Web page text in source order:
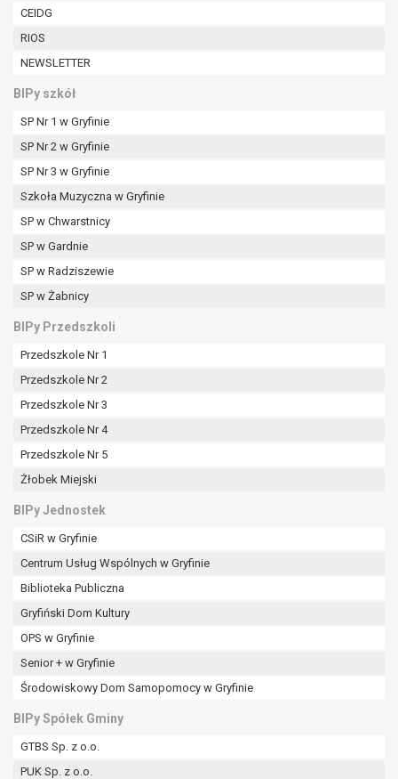
CEIDG
RIOS
NEWSLETTER
BIPy szkół
SP Nr 1 w Gryfinie
SP Nr 2 w Gryfinie
SP Nr 3 w Gryfinie
Szkoła Muzyczna w Gryfinie
SP w Chwarstnicy
SP w Gardnie
SP w Radziszewie
SP w Żabnicy
BIPy Przedszkoli
Przedszkole Nr 1
Przedszkole Nr 2
Przedszkole Nr 3
Przedszkole Nr 4
Przedszkole Nr 5
Żłobek Miejski
BIPy Jednostek
CSiR w Gryfinie
Centrum Usług Wspólnych w Gryfinie
Biblioteka Publiczna
Gryfiński Dom Kultury
OPS w Gryfinie
Senior + w Gryfinie
Środowiskowy Dom Samopomocy w Gryfinie
BIPy Spółek Gminy
GTBS Sp. z o.o.
PUK Sp. z o.o.
cofnięcia tej zgody w dowolnym momencie.
Cofnięcie to nie ma wpływu na zgodność
zgody przed jej cofnięciem.
Przysługuje Pani/Panu prawo wniesienia skargi do
organu nadzorczego na niezgodne z prawem
przez administratora.
Organem właściwym do wniesienia skargi jest
Prezes Urzędu Ochrony Danych Osobowych.
W zależności od sfery, w której przetwarzane są
dobrowolne albo jest wymogiem ustawowym lub
umownym.
zautomatyzowanemu podejmowaniu decyzji, w
tym również profilowaniu.